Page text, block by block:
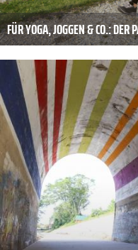
FÜR YOGA, JOGGEN & CO.: